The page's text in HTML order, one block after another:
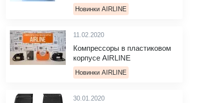
Новинки AIRLINE
11.02.2020
Компрессоры в пластиковом
корпусе AIRLINE
Новинки AIRLINE
30.01.2020